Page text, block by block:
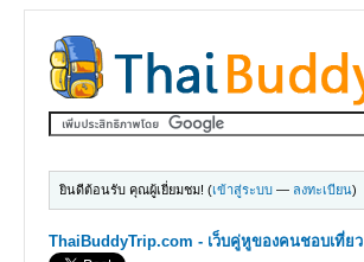
ยินดีต้อนรับ คุณผู้เยี่ยมชม! (เข้าสู่ระบบ — ลงทะเบียน)
ThaiBuddyTrip.com - เว็บคู่หูของคนชอบเที่ยว